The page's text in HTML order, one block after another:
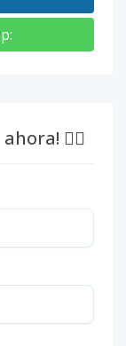
:
👇🏽